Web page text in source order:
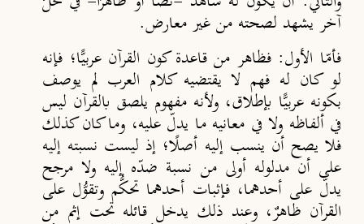
آخر يشهد لصحته من غير معارض.
فأمّا الأول: فظاهر من قاعدة كون القرآن عربيّا؛ فإنه
لو كان له فهم لا يقتضيه كلام العرب لم يوصف
بكونه عربيّا بإطلاق، ولأنه مفهوم يلصق بالقرآن ليس
في ألفاظه ولا في معانيه ما يدلّ عليه، وما كان كذلك
فلا يصح أن ينسب إليه أصلا؛ إذ ليست نسبته إليه
على أن مدلوله أولى من نسبة ضدّه إليه ولا مرجح
يدلّ على أحدهما، فإثبات أحدهما تحكُّم وتقوُّل على
القرآن ظاهرٌ، وعند ذلك يدخل قائله تحت إثم من